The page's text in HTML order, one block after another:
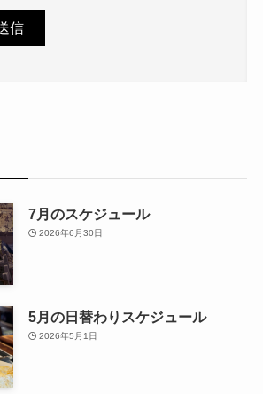
7月のスケジュール
2026年6月30日
5月の日替わりスケジュール
2026年5月1日